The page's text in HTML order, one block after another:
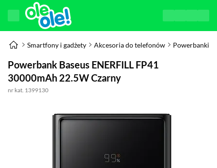
Smartfony i gadżety Akcesoria do telefonów Powerbanki
Powerbank Baseus ENERFILL FP41
30000mAh 22.5W Czarny
nr kat. 1399130